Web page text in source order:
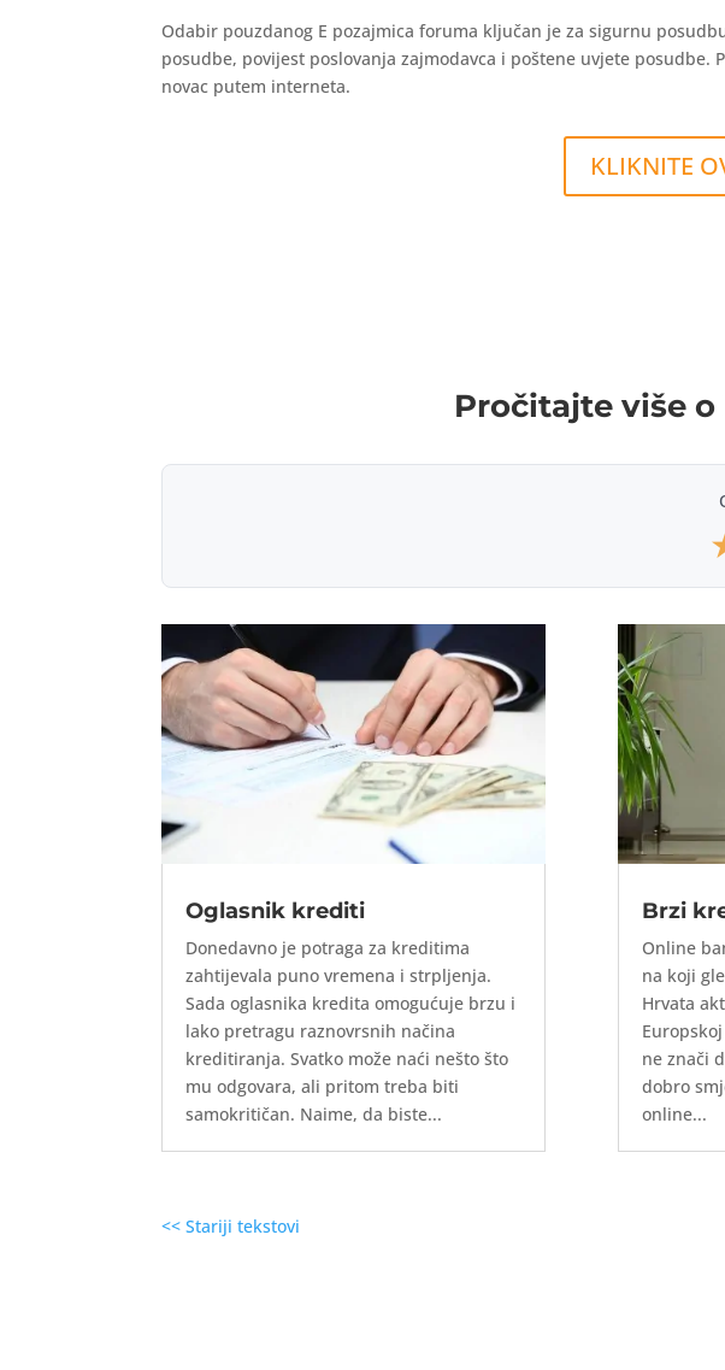
Odabir pouzdanog E pozajmica foruma ključan je za sigurnu
posudbe, povijest poslovanja zajmodavca i poštene uvjete
novac putem interneta.
KLIKNITE
Pročitajte više
Oglasnik krediti
Donedavno je potraga za kreditima
zahtijevala puno vremena i strpljenja.
Sada oglasnika kredita omogućuje brzu i
lako pretragu raznovrsnih načina
kreditiranja. Svatko može naći nešto što
mu odgovara, ali pritom treba biti
samokritičan. Naime, da biste...
Brzi
Online
na koji
Hrvata
ne znači
dobro
online...
<< Stariji tekstovi